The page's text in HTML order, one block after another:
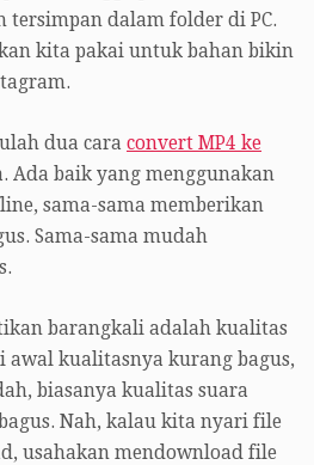
tersimpan dalam folder di PC.
kita pakai untuk bahan bikin
dua cara convert MP4 ke
Ada baik yang menggunakan
sama-sama memberikan
Sama-sama mudah
barangkali adalah kualitas
awal kualitasnya kurang bagus,
biasanya kualitas suara
Nah, kalau kita nyari file
usahakan mendownload file